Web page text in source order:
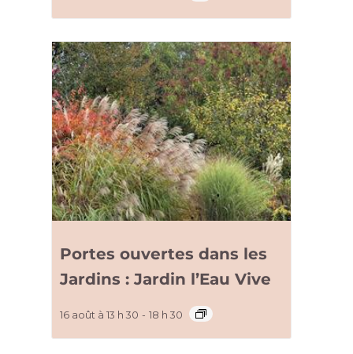
Portes ouvertes dans les
Jardins : Jardin l’Eau Vive
16 août à 13 h 30 - 18 h 30